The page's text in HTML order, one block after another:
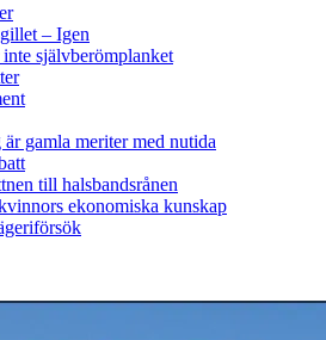
– Igen
självberömplanket
gamla meriter med nutida
till halsbandsrånen
ekonomiska kunskap